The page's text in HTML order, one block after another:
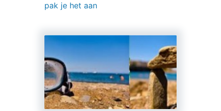
pak je het aan